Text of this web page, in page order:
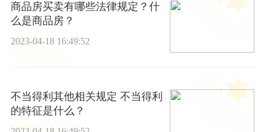
商品房买卖有哪些法律规定？什
么是商品房？
2023-04-18 16:49:52
不当得利其他相关规定 不当得利
的特征是什么？